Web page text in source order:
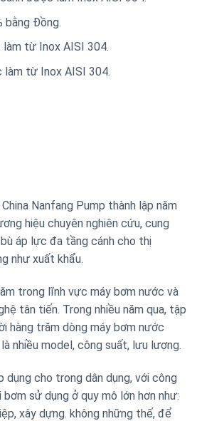
bằng Đồng.
từ Inox AISI 304.
làm từ Inox AISI 304.
Nanfang Pump thành lập năm
hiệu chuyên nghiên cứu, cung
áp lực đa tầng cánh cho thị
như xuất khẩu.
trong lĩnh vực máy bơm nước và
tân tiến. Trong nhiều năm qua, tập
hàng trăm dòng máy bơm nước
nhiều model, công suất, lưu lượng.
dụng cho trong dân dụng, với công
sử dụng ở quy mô lớn hơn như:
xây dựng. không những thế, để